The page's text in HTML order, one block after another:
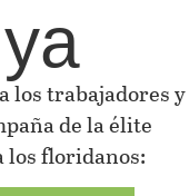
los trabajadores y
de la élite
los floridanos: